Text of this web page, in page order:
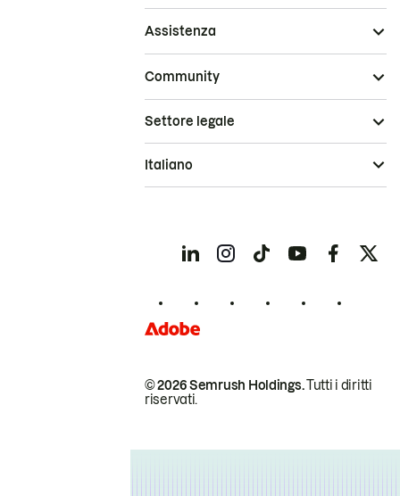
Assistenza
Community
© 2026 Semrush Holdings.Tutti i diritti
riservati.
Settore legale
Italiano